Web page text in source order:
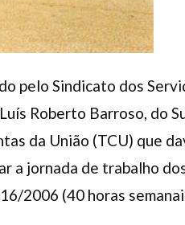
pelo Sindicato dos
Roberto Barroso, do
da União (TCU) que
a jornada de trabalho
2006 (40 horas